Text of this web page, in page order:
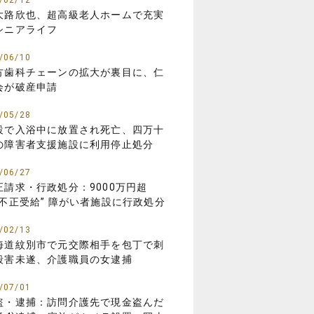
路欣也、超高級老人ホームで充実
ニアライフ
06/10
歯科チェーンの拡大が裏目に、仁
が破産申請
05/28
で入浴中に放置され死亡、四万十
障害者支援施設に利用停止処分
06/27
請求・行政処分：9000万円超
正受給” 障がい者施設に行政処分
02/13
道紋別市で元交際相手を包丁で刺
害未遂、介護職員の女逮捕
07/01
・逮捕：訪問介護先で現金盗んだ